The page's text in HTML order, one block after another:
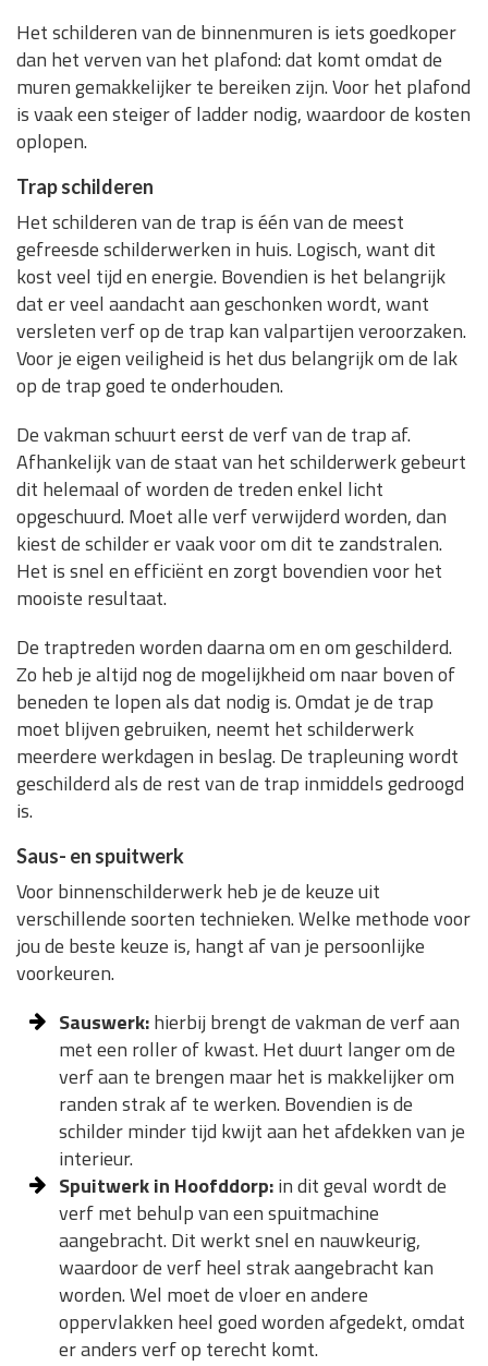
Het schilderen van de binnenmuren is iets goedkoper
dan het verven van het plafond: dat komt omdat de
muren gemakkelijker te bereiken zijn. Voor het plafond
is vaak een steiger of ladder nodig, waardoor de kosten
oplopen.
Trap schilderen
Het schilderen van de trap is één van de meest
gefreesde schilderwerken in huis. Logisch, want dit
kost veel tijd en energie. Bovendien is het belangrijk
dat er veel aandacht aan geschonken wordt, want
versleten verf op de trap kan valpartijen veroorzaken.
Voor je eigen veiligheid is het dus belangrijk om de lak
op de trap goed te onderhouden.
De vakman schuurt eerst de verf van de trap af.
Afhankelijk van de staat van het schilderwerk gebeurt
dit helemaal of worden de treden enkel licht
opgeschuurd. Moet alle verf verwijderd worden, dan
kiest de schilder er vaak voor om dit te zandstralen.
Het is snel en efficiënt en zorgt bovendien voor het
mooiste resultaat.
De traptreden worden daarna om en om geschilderd.
Zo heb je altijd nog de mogelijkheid om naar boven of
beneden te lopen als dat nodig is. Omdat je de trap
moet blijven gebruiken, neemt het schilderwerk
meerdere werkdagen in beslag. De trapleuning wordt
geschilderd als de rest van de trap inmiddels gedroogd
is.
Saus- en spuitwerk
Voor binnenschilderwerk heb je de keuze uit
verschillende soorten technieken. Welke methode voor
jou de beste keuze is, hangt af van je persoonlijke
voorkeuren.
Sauswerk:hierbij brengt de vakman de verf aan
met een roller of kwast. Het duurt langer om de
verf aan te brengen maar het is makkelijker om
randen strak af te werken. Bovendien is de
schilder minder tijd kwijt aan het afdekken van je
interieur.
Spuitwerk in Hoofddorp:in dit geval wordt de
verf met behulp van een spuitmachine
aangebracht. Dit werkt snel en nauwkeurig,
waardoor de verf heel strak aangebracht kan
worden. Wel moet de vloer en andere
oppervlakken heel goed worden afgedekt, omdat
er anders verf op terecht komt.